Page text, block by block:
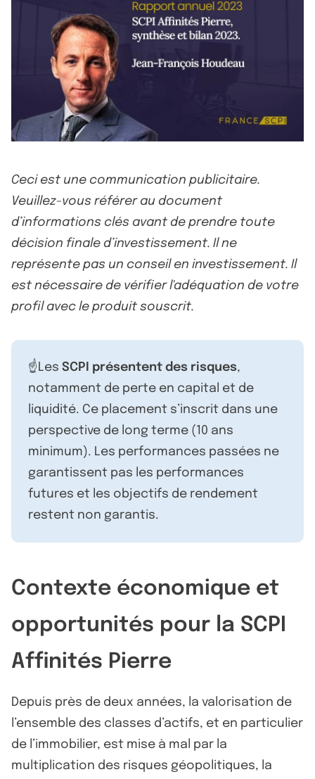
Ceci est une communication publicitaire.
Veuillez-vous référer au document
d’informations clés avant de prendre toute
décision finale d’investissement. Il ne
représente pas un conseil en investissement. Il
est nécessaire de vérifier l'adéquation de votre
profil avec le produit souscrit.
☝️Les SCPI présentent des risques,
notamment de perte en capital et de
liquidité. Ce placement s’inscrit dans une
perspective de long terme (10 ans
minimum). Les performances passées ne
garantissent pas les performances
futures et les objectifs de rendement
restent non garantis.
Contexte économique et
opportunités pour la SCPI
Affinités Pierre
Depuis près de deux années, la valorisation de
l’ensemble des classes d’actifs, et en particulier
de l’immobilier, est mise à mal par la
multiplication des risques géopolitiques, la